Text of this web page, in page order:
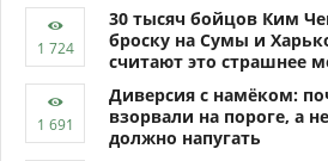
30 тысяч бойцов Ким
броску на Сумы и
считают это страшнее
Диверсия с намёком:
взорвали на пороге, а
должно напугать